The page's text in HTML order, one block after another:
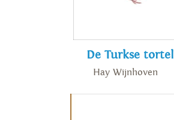
De Turkse tortel
Hay Wijnhoven